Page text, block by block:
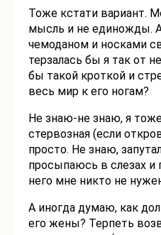
Тоже кстати вариант.
мысль и не единожды.
чемоданом и носками
терзалась бы я так от
бы такой кроткой и
весь мир к его ногам?
Не знаю-не знаю, я
стервозная (если
просто. Не знаю,
просыпаюсь в слезах
него мне никто не
А иногда думаю, как
его жены? Терпеть